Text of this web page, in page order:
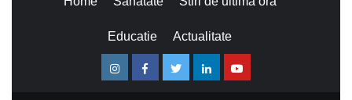
Educatie Actualitate
InstagramFacebookTwitterLinkedinYoutube